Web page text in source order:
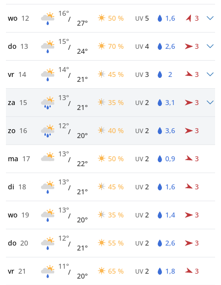
wo 12
16°
/ 27°
50 % UV 5 1,6 3
do 13
15°
/ 24°
70 % UV 4 2,6 3
vr 14
14°
/ 21°
45 % UV 3 2 3
za 15
13°
/ 21°
35 % UV 2 3,1 3
zo 16
12°
/ 20°
40 % UV 2 3,6 3
ma 17
13°
/ 22°
50 % UV 2 0,9 3
di 18
13°
/ 21°
45 % UV 2 1,6 3
wo 19
13°
/ 20°
35 % UV 2 1,4 3
do 20
12°
/ 21°
55 % UV 2 2,6 3
vr 21
11°
/ 20°
65 % UV 2 1,8 3